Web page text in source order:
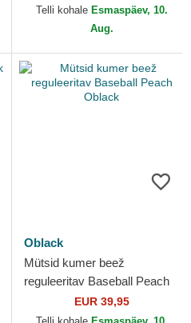
Telli kohale Esmaspäev, 10.
Aug.
Oblack
Mütsid kumer beež
reguleeritav Baseball Peach
EUR 39,95